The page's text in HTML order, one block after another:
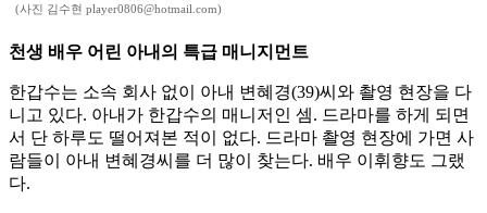
(사진 김수현 player0806@hotmail.com)
천생 배우 어린 아내의 특급 매니지먼트
한갑수는 소속 회사 없이 아내 변혜경(39)씨와 촬영 현장을 다
니고 있다. 아내가 한갑수의 매니저인 셈. 드라마를 하게 되면
서 단 하루도 떨어져본 적이 없다. 드라마 촬영 현장에 가면 사
람들이 아내 변혜경씨를 더 많이 찾는다. 배우 이휘향도 그랬
다.